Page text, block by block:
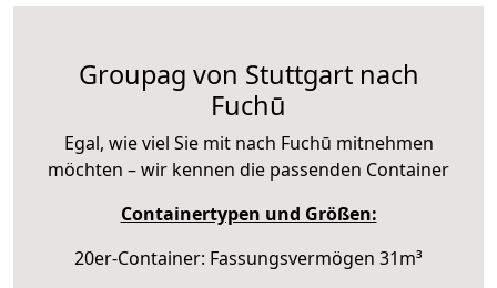
Groupag von Stuttgart nach
Fuchū
Egal, wie viel Sie mit nach Fuchū mitnehmen
möchten – wir kennen die passenden Container
Containertypen und Größen:
20er-Container: Fassungsvermögen 31m³